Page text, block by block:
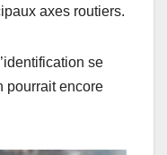
axes routiers.
se
pourrait encore